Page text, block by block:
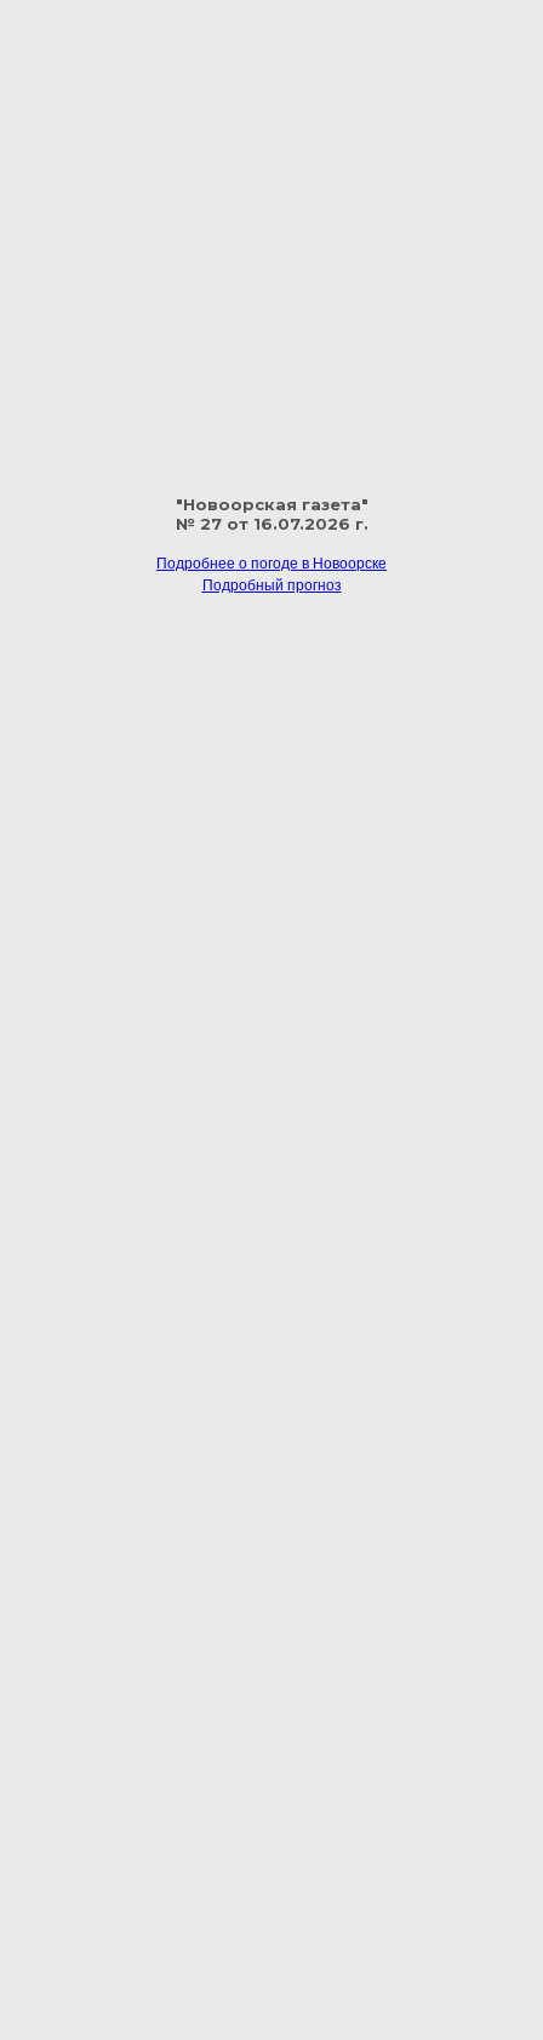
"Новоорская газета"
№ 27 от 16.07.2026 г.
Подробнее о погоде в Новоорске
Подробный прогноз